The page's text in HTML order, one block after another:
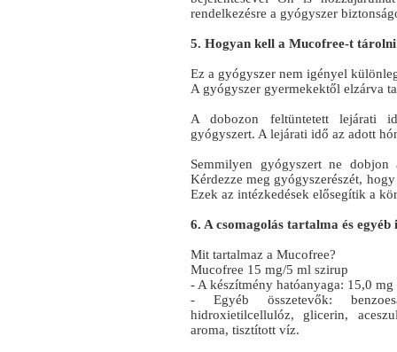
rendelkezésre a gyógyszer
5. Hogyan kell a Mucofree-t
Ez a gyógyszer nem igényel
A gyógyszer gyermekektől elzárva
A dobozon feltüntetett lejárati
gyógyszert. A lejárati idő az adott
Semmilyen gyógyszert ne
Kérdezze meg gyógyszerészét,
Ezek az intézkedések elősegítik a
6. A csomagolás tartalma és
Mit tartalmaz a Mucofree?
Mucofree 15 mg/5 ml szirup
- A készítmény hatóanyaga: 15,0
- Egyéb összetevők:
hidroxietilcellulóz, glicerin,
aroma, tisztított víz.